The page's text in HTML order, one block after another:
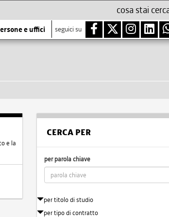
e uffici seguici su
e la
CERCA PER
per parola chiave
per titolo di studio
per tipo di contratto